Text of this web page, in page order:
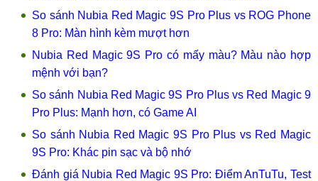
So sánh Nubia Red Magic 9S Pro Plus vs ROG Phone
8 Pro: Màn hình kèm mượt hơn
Nubia Red Magic 9S Pro có mấy màu? Màu nào hợp
mệnh với bạn?
So sánh Nubia Red Magic 9S Pro Plus vs Red Magic 9
Pro Plus: Mạnh hơn, có Game AI
So sánh Nubia Red Magic 9S Pro Plus vs Red Magic
9S Pro: Khác pin sạc và bộ nhớ
Đánh giá Nubia Red Magic 9S Pro: Điểm AnTuTu, Test